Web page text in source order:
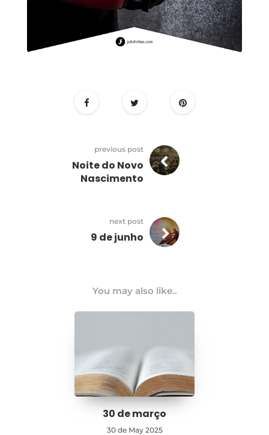
previous post
Noite do Novo
Nascimento
next post
9 de junho
You may also like..
30 de março
30 de May 2025